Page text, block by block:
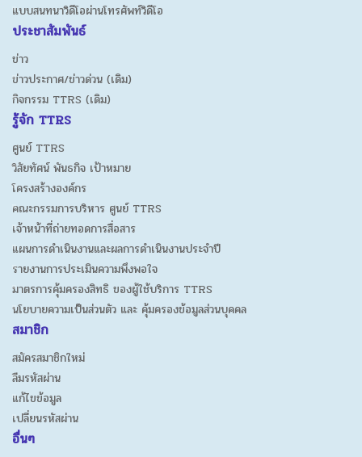
แบบสนทนาวิดีโอผ่านโทรศัพท์วิดีโอ
ประชาสัมพันธ์
ข่าว
ข่าวประกาศ/ข่าวด่วน (เดิม)
กิจกรรม TTRS (เดิม)
รู้จัก TTRS
ศูนย์ TTRS
วิสัยทัศน์ พันธกิจ เป้าหมาย
โครงสร้างองค์กร
คณะกรรมการบริหาร ศูนย์ TTRS
เจ้าหน้าที่ถ่ายทอดการสื่อสาร
แผนการดำเนินงานและผลการดำเนินงานประจำปี
รายงานการประเมินความพึงพอใจ
มาตรการคุ้มครองสิทธิ ของผู้ใช้บริการ TTRS
นโยบายความเป็นส่วนตัว และ คุ้มครองข้อมูลส่วนบุคคล
สมาชิก
สมัครสมาชิกใหม่
ลืมรหัสผ่าน
แก้ไขข้อมูล
เปลี่ยนรหัสผ่าน
อื่นๆ